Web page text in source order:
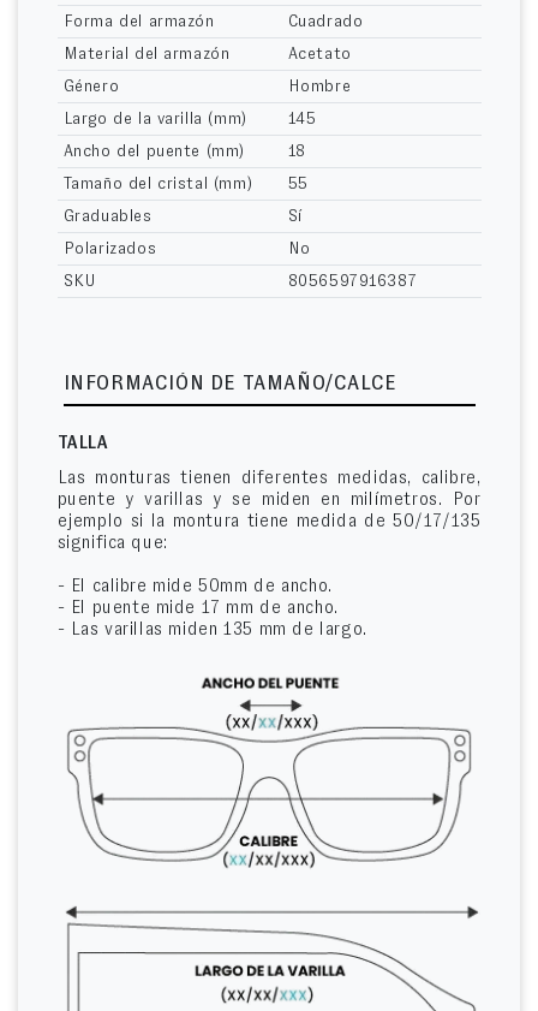
Forma del armazón
Cuadrado
Material del armazón
Acetato
Género
Hombre
Largo de la varilla (mm)
145
Ancho del puente (mm)
18
Tamaño del cristal (mm)
55
Graduables
Sí
Polarizados
No
SKU
8056597916387
INFORMACIÓN DE TAMAÑO/CALCE
TALLA
Las monturas tienen diferentes medidas, calibre,
puente y varillas y se miden en milímetros. Por
ejemplo si la montura tiene medida de 50/17/135
significa que:
- El calibre mide 50mm de ancho.
- El puente mide 17 mm de ancho.
- Las varillas miden 135 mm de largo.